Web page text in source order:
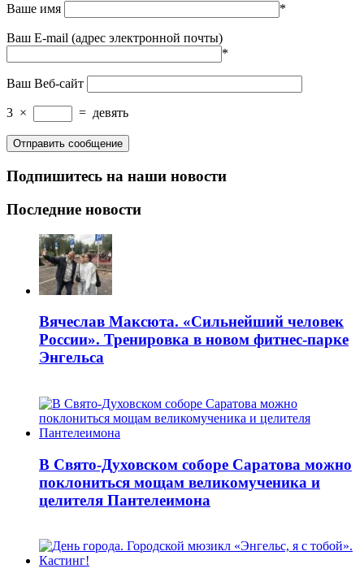
Ваше имя *
Ваш E-mail (адрес электронной почты)
*
Ваш Веб-сайт
3 × = девять
Подпишитесь на наши новости
Последние новости
Вячеслав Максюта. «Сильнейший человек
России». Тренировка в новом фитнес-парке
Энгельса
В Свято-Духовском соборе Саратова можно
поклониться мощам великомученика и
целителя Пантелеимона